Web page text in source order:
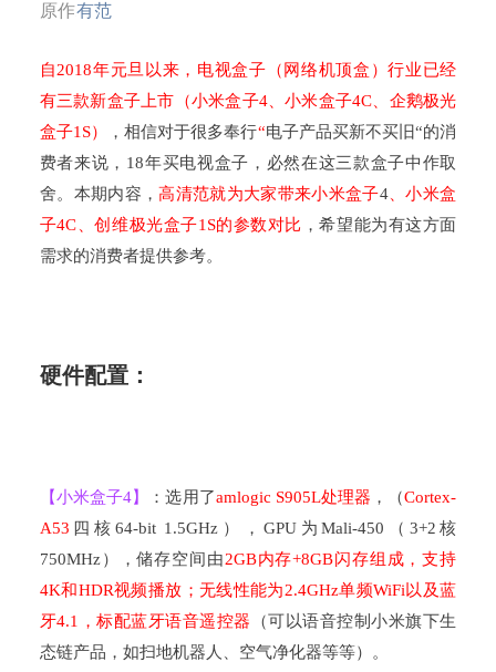
原作有范
自2018年元旦以来，电视盒子（网络机顶盒）行业已经
有三款新盒子上市（小米盒子4、小米盒子4C 、企鹅极光
盒子1S） ，相信对于很多奉行“电子产品买新不买旧“的消
费者来说， 18年买电视盒子，必然在这三款盒子中作取
舍。本期内容，高清范就为大家带来小米盒子4、小米盒
子4C 、创维极光盒子1S的参数对比 ，希望能为有这方面
需求的消费者提供参考。
硬件配置：
【小米盒子4】 ：选用了amlogic S905L处理器 ，（Cortex-
A53 四核 64-bit 1.5GHz ），GPU 为Mali-450 （ 3+2 核
750MHz），储存空间由2GB内存+8GB闪存组成，支持
4K和HDR视频播放；无线性能为2.4GHz单频WiFi以及蓝
牙4.1 ，标配蓝牙语音遥控器
（可以语音控制小米旗下生
态链产品，如扫地机器人、空气净化器等等）。